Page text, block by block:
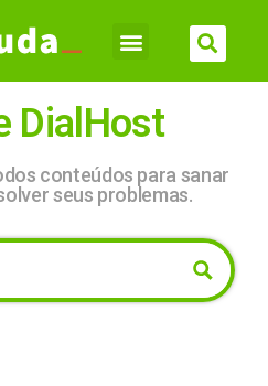
DialHost
conteúdos para sanar
seus problemas.